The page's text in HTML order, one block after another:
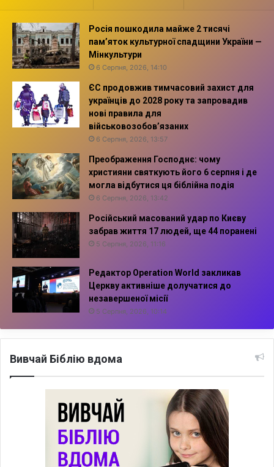
Росія пошкодила майже 2 тисячі
пам’яток культурної спадщини України —
Мінкультури
6 Серпня, 2026, 14:10
ЄС продовжив тимчасовий захист для
українців до 2028 року та запровадив
нові правила для
військовозобов’язаних
6 Серпня, 2026, 13:57
Преображення Господнє: чому
християни святкують його 6 серпня і де
могла відбутися ця біблійна подія
6 Серпня, 2026, 13:42
Російський масований удар по Києву
забрав життя 17 людей, ще 44 поранені
5 Серпня, 2026, 11:16
Редактор Operation World закликав
Церкву активніше долучатися до
незавершеної місії
5 Серпня, 2026, 10:14
Вивчай Біблію вдома